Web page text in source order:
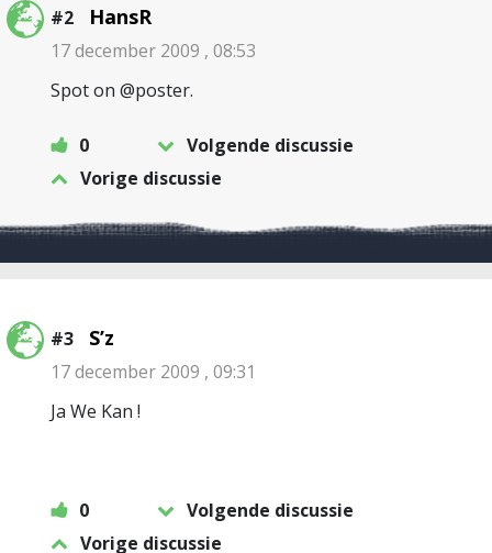
#2 HansR
17 december 2009 , 08:53
Spot on @poster.
0
Volgende discussie
Vorige discussie
#3 S’z
17 december 2009 , 09:31
Ja We Kan !
0
Volgende discussie
Vorige discussie